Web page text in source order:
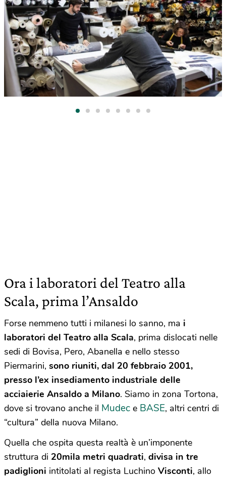
Ora i laboratori del Teatro alla
Scala, prima l’Ansaldo
Forse nemmeno tutti i milanesi lo sanno, ma i
laboratori del Teatro alla Scala, prima dislocati nelle
sedi di Bovisa, Pero, Abanella e nello stesso
Piermarini, sono riuniti, dal 20 febbraio 2001,
presso l’ex insediamento industriale delle
acciaierie Ansaldo a Milano. Siamo in zona Tortona,
dove si trovano anche il Mudec e BASE, altri centri di
“cultura” della nuova Milano.
Quella che ospita questa realtà è un’imponente
struttura di 20mila metri quadrati, divisa in tre
padiglioni intitolati al regista Luchino Visconti, allo